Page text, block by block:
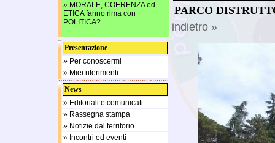
» MORALE, COERENZA ed
ETICA fanno rima con
POLITICA?
Presentazione
» Per conoscermi
» Miei riferimenti
News
» Editoriali e comunicati
» Rassegna stampa
» Notizie dal territorio
» Incontri ed eventi
PARCO
indietro »